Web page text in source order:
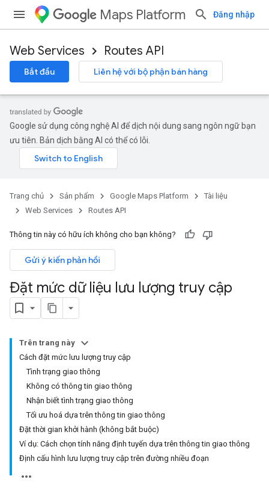
Maps Platform Đăng nhập
Web Services Routes API
Bắt đầu Liên hệ với bộ phận bán hàng
Google sử dụng công nghệ AI để dịch nội dung sang ngôn ngữ bạn
ưu tiên. Bản dịch bằng AI có thể có lỗi.
Trang chủ Sản phẩm Google Maps Platform
Tài liệu
Web Services
Routes API
Thông tin này có hữu ích không cho bạn không?
Gửi ý kiến phản hồi
Đặt mức dữ liệu lưu lượng truy cập
Trên trang này
Cách đặt mức lưu lượng truy cập
Tình trạng giao thông
Không có thông tin giao thông
Nhận biết tình trạng giao thông
Tối ưu hoá dựa trên thông tin giao thông
Đặt thời gian khởi hành (không bắt buộc)
Ví dụ: Cách chọn tính năng định tuyến dựa trên thông tin giao thông
Định cấu hình lưu lượng truy cập trên đường nhiều đoạn